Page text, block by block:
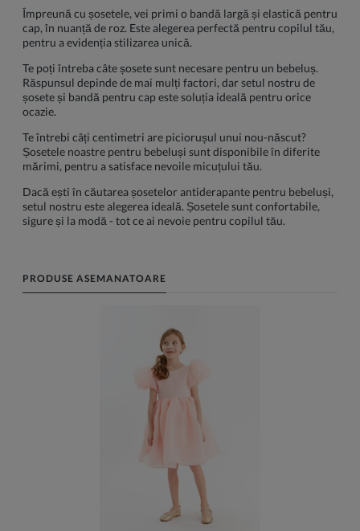
Împreună cu șosetele, vei primi o bandă largă și elastică pentru
cap, în nuanță de roz. Este alegerea perfectă pentru copilul tău,
pentru a evidenția stilizarea unică.
Te poți întreba câte șosete sunt necesare pentru un bebeluș.
Răspunsul depinde de mai mulți factori, dar setul nostru de
șosete și bandă pentru cap este soluția ideală pentru orice
ocazie.
Te întrebi câți centimetri are piciorușul unui nou-născut?
Șosetele noastre pentru bebeluși sunt disponibile în diferite
mărimi, pentru a satisface nevoile micuțului tău.
Dacă ești în căutarea șosetelor antiderapante pentru bebeluși,
setul nostru este alegerea ideală. Șosetele sunt confortabile,
sigure și la modă - tot ce ai nevoie pentru copilul tău.
PRODUSE ASEMANATOARE